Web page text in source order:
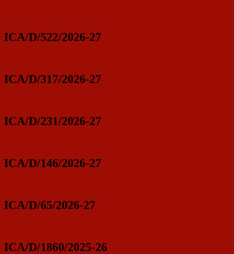
ICA/D/522/2026-27
ICA/D/317/2026-27
ICA/D/231/2026-27
ICA/D/146/2026-27
ICA/D/65/2026-27
ICA/D/1860/2025-26